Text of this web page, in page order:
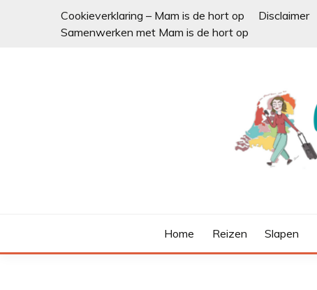
Cookieverklaring – Mam is de hort op Disclaimer
Samenwerken met Mam is de hort op
Home Reizen Slapen